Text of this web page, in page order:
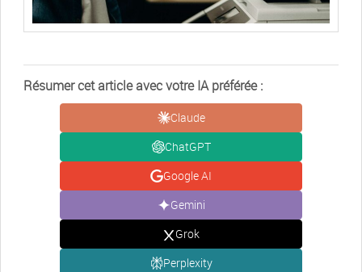
Résumer cet article avec votre IA préférée :
Claude
ChatGPT
Google AI
Gemini
Grok
Perplexity